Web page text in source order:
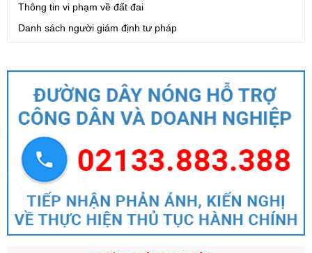
Thông tin vi phạm về đất đai
Danh sách người giám định tư pháp